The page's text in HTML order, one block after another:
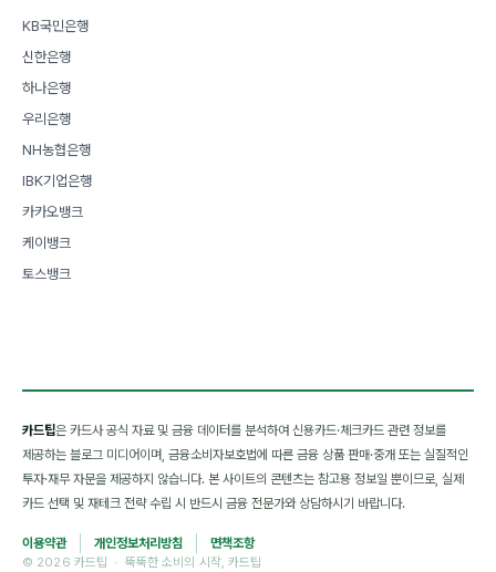
KB국민은행
신한은행
하나은행
우리은행
NH농협은행
IBK기업은행
카카오뱅크
케이뱅크
토스뱅크
카드팁은 카드사 공식 자료 및 금융 데이터를 분석하여 신용카드·체크카드 관련 정보를
제공하는 블로그 미디어이며, 금융소비자보호법에 따른 금융 상품 판매·중개 또는 실질적인
투자·재무 자문을 제공하지 않습니다. 본 사이트의 콘텐츠는 참고용 정보일 뿐이므로, 실제
카드 선택 및 재테크 전략 수립 시 반드시 금융 전문가와 상담하시기 바랍니다.
이용약관 개인정보처리방침
면책조항
© 2026 카드팁 · 뚝뚝한 소비의 시작, 카드팁